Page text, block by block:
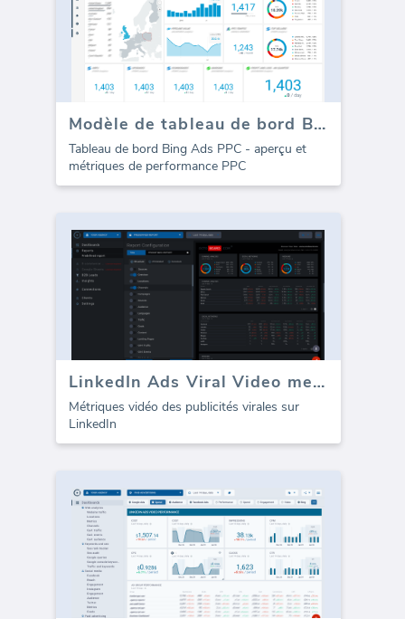
Modèle de tableau de bord Bing Ads PPC (Pay-Per-Click)
Tableau de bord Bing Ads PPC - aperçu et
métriques de performance PPC
LinkedIn Ads Viral Video metrics
Métriques vidéo des publicités virales sur
LinkedIn